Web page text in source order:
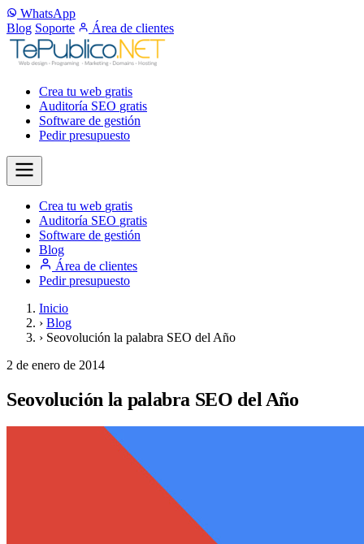
WhatsApp
Blog Soporte Área de clientes
Crea tu web gratis
Auditoría SEO gratis
Software de gestión
Pedir presupuesto
Crea tu web gratis
Auditoría SEO gratis
Software de gestión
Blog
Área de clientes
Pedir presupuesto
Inicio
› Blog
› Seovolución la palabra SEO del Año
2 de enero de 2014
Seovolución la palabra SEO del Año